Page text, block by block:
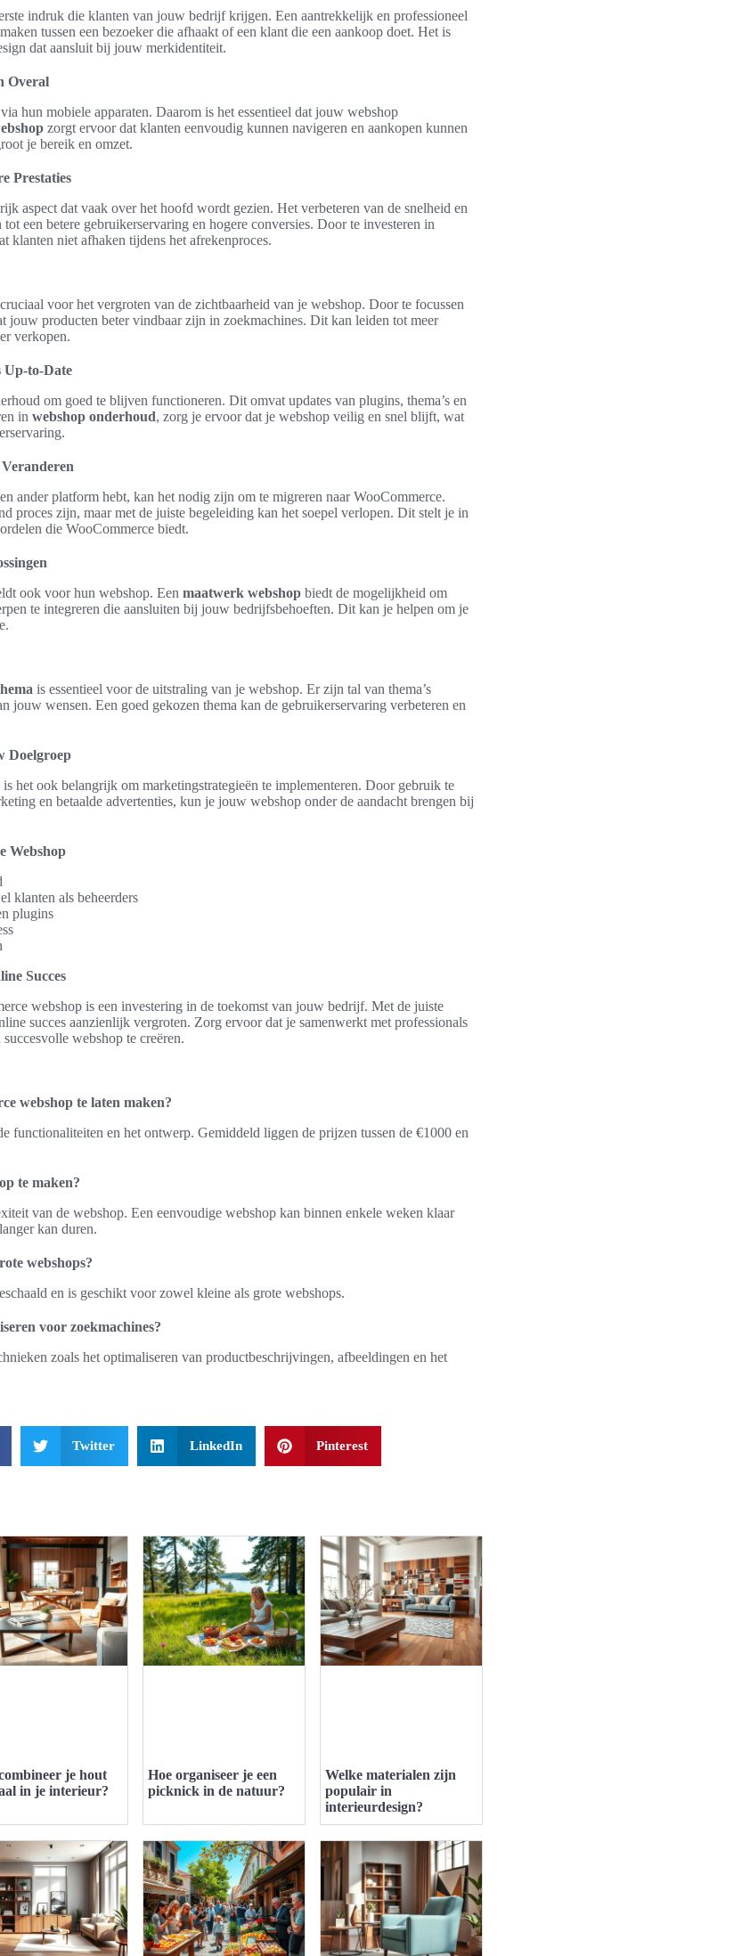
indruk die klanten van jouw bedrijf krijgen. Een aantrekkelijk en professioneel
tussen een bezoeker die afhaakt of een klant die een aankoop doet. Het is
dat aansluit bij jouw merkidentiteit.
Overal
hun mobiele apparaten. Daarom is het essentieel dat jouw webshop
zorgt ervoor dat klanten eenvoudig kunnen navigeren en aankopen kunnen
je bereik en omzet.
Prestaties
aspect dat vaak over het hoofd wordt gezien. Het verbeteren van de snelheid en
een betere gebruikerservaring en hogere conversies. Door te investeren in
klanten niet afhaken tijdens het afrekenproces.
voor het vergroten van de zichtbaarheid van je webshop. Door te focussen
jouw producten beter vindbaar zijn in zoekmachines. Dit kan leiden tot meer
verkopen.
Up-to-Date
om goed te blijven functioneren. Dit omvat updates van plugins, thema’s en
in webshop onderhoud, zorg je ervoor dat je webshop veilig en snel blijft, wat
ander platform hebt, kan het nodig zijn om te migreren naar WooCommerce.
proces zijn, maar met de juiste begeleiding kan het soepel verlopen. Dit stelt je in
die WooCommerce biedt.
ook voor hun webshop. Een maatwerk webshop biedt de mogelijkheid om
te integreren die aansluiten bij jouw bedrijfsbehoeften. Dit kan je helpen om je
is essentieel voor de uitstraling van je webshop. Er zijn tal van thema’s
jouw wensen. Een goed gekozen thema kan de gebruikerservaring verbeteren en
Doelgroep
het ook belangrijk om marketingstrategieën te implementeren. Door gebruik te
en betaalde advertenties, kun je jouw webshop onder de aandacht brengen bij
Webshop
klanten als beheerders
plugins
Succes
webshop is een investering in de toekomst van jouw bedrijf. Met de juiste
succes aanzienlijk vergroten. Zorg ervoor dat je samenwerkt met professionals
webshop te creëren.
webshop te laten maken?
functionaliteiten en het ontwerp. Gemiddeld liggen de prijzen tussen de €1000 en
te maken?
van de webshop. Een eenvoudige webshop kan binnen enkele weken klaar
kan duren.
webshops?
en is geschikt voor zowel kleine als grote webshops.
voor zoekmachines?
zoals het optimaliseren van productbeschrijvingen, afbeeldingen en het
Twitter LinkedIn Pinterest
je hout
in je interieur?
Hoe organiseer je een
picknick in de natuur?
Welke materialen zijn
populair in
interieurdesign?